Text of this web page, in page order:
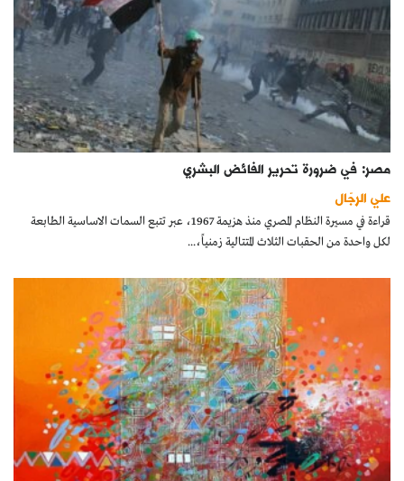
مواضيع
إفتتاحية
فكرة
دفاتر
بالصورة
كتّابنا
الأرشيف
مصر: في ضرورة تحرير الفائض البشري
علي الرجّال
قراءة في مسيرة النظام المصري منذ هزيمة 1967، عبر تتبع السمات الاساسية الطابعة
لكل واحدة من الحقبات الثلاث المتتالية زمنياً،...